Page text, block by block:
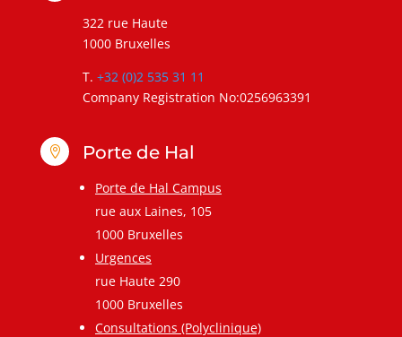
322 rue Haute
1000 Bruxelles
T. +32 (0)2 535 31 11
Company Registration No:0256963391
 Porte de Hal
Porte de Hal Campus
rue aux Laines, 105
1000 Bruxelles
Urgences
rue Haute 290
1000 Bruxelles
Consultations (Polyclinique)